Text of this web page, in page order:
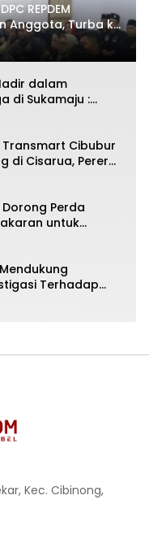
REPDEM
Anggota, Turba ke
Apa Yang di
dalam
di Sukamaju :
dan
Transmart Cibubur
di Cisarua, Pererat
Dorong Perda
untuk
Terhadap
Kec. Cibinong,